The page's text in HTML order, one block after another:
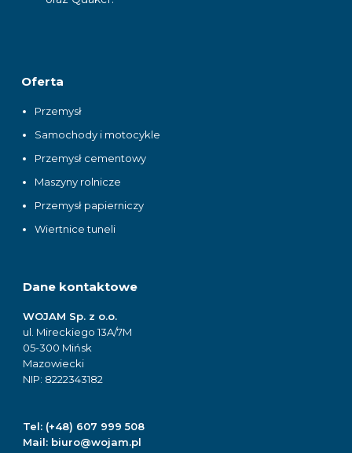
Oferta
Przemysł
Samochody i motocykle
Przemysł cementowy
Maszyny rolnicze
Przemysł papierniczy
Wiertnice tuneli
Dane kontaktowe
WOJAM Sp. z o.o.
ul. Mireckiego 13A/7M
05-300 Mińsk
Mazowiecki
NIP: 8222343182
Tel: (+48) 607 999 508
Mail: biuro@wojam.pl